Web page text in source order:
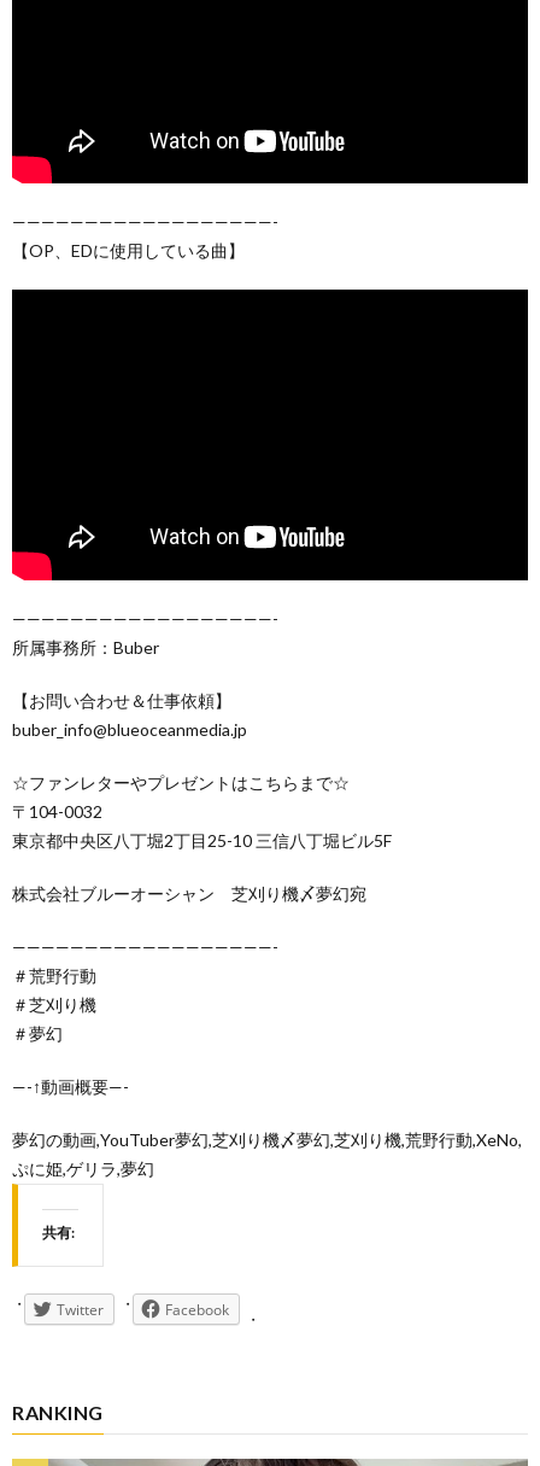
——————————————————-
【OP、EDに使用している曲】
——————————————————-
所属事務所：Buber
【お問い合わせ＆仕事依頼】
buber_info@blueoceanmedia.jp
☆ファンレターやプレゼントはこちらまで☆
〒104-0032
東京都中央区八丁堀2丁目25-10 三信八丁堀ビル5F
株式会社ブルーオーシャン 芝刈り機〆夢幻宛
——————————————————-
＃荒野行動
＃芝刈り機
＃夢幻
—-↑動画概要—-
夢幻の動画,YouTuber夢幻,芝刈り機〆夢幻,芝刈り機,荒野行動,XeNo,
ぷに姫,ゲリラ,夢幻
共有:
Twitter Facebook
RANKING